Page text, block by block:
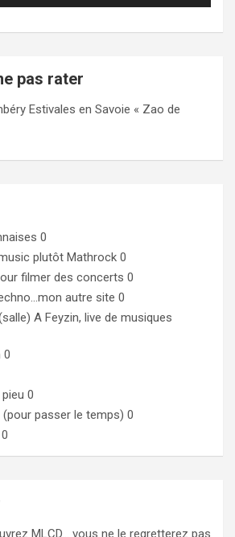
pas rater
Estivales en Savoie « Zao de
0
plutôt Mathrock 0
filmer des concerts 0
autre site 0
A Feyzin, live de musiques
0
0
(pour passer le temps) 0
0
MLCD… vous ne le regretterez pas